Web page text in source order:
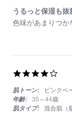
うるっと保湿も抜
Review
Nov
review
っ
保
も
抜
群
色味があまりつか
肌トーン:
ピンクベ
年齢:
35～44歳
肌タイプ:
混合肌（